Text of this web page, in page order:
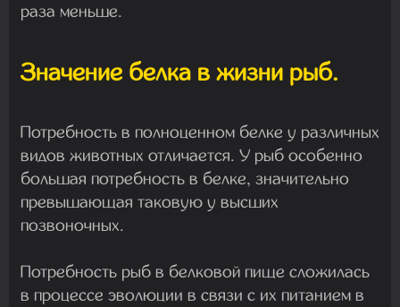
раза меньше.
Значение белка в жизни рыб.
Потребность в полноценном белке у различных
видов животных отличается. У рыб особенно
большая потребность в белке, значительно
превышающая таковую у высших
позвоночных.
Потребность рыб в белковой пище сложилась
в процессе эволюции в связи с их питанием в